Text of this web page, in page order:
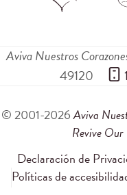
Aviva Nuestros
49120
© 2001-2026Aviva
Revive
Declaración de
Políticas de